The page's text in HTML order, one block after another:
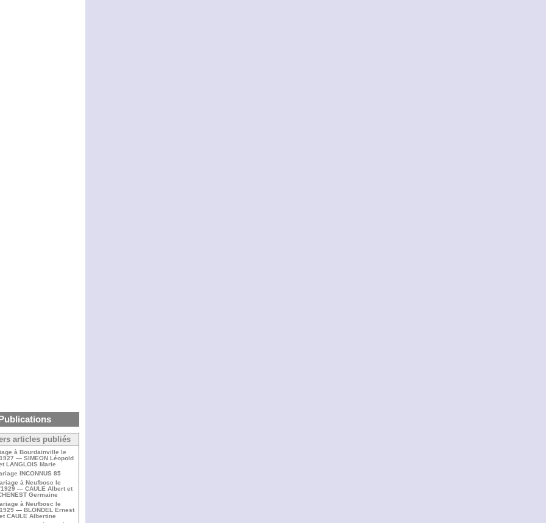
articles publiés
à Bourdainville le
— SIMEON Léopold
LANGLOIS Marie
INCONNUS 85
à Neufbosc le
— CAULE Albert et
Germaine
à Neufbosc le
— BLONDEL Ernest
CAULE Albertine